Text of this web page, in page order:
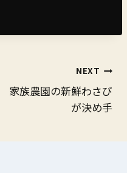
NEXT
家族農園の新鮮わさび
が決め手